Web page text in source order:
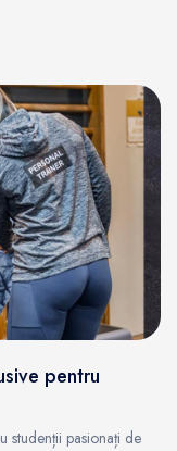
pentru
studenții pasionați de